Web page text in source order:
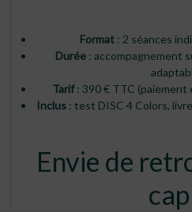
Format: 2 séances
Durée: accompagnement
Tarif: 390 € TTC (paiement
Inclus : test DISC 4 Colors,
Envie de